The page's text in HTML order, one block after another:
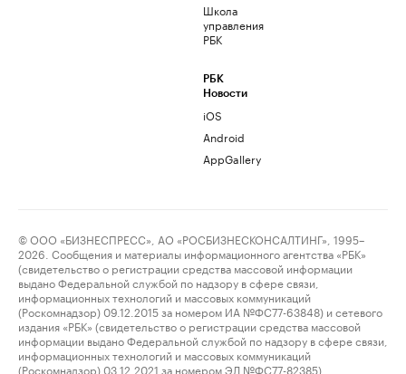
Школа
управления
РБК
РБК
Новости
iOS
Android
AppGallery
© ООО «БИЗНЕСПРЕСС», АО «РОСБИЗНЕСКОНСАЛТИНГ», 1995–
2026. Сообщения и материалы информационного агентства «РБК»
(свидетельство о регистрации средства массовой информации
выдано Федеральной службой по надзору в сфере связи,
информационных технологий и массовых коммуникаций
(Роскомнадзор) 09.12.2015 за номером ИА №ФС77-63848) и сетевого
издания «РБК» (свидетельство о регистрации средства массовой
информации выдано Федеральной службой по надзору в сфере связи,
информационных технологий и массовых коммуникаций
(Роскомнадзор) 03.12.2021 за номером ЭЛ №ФС77-82385)